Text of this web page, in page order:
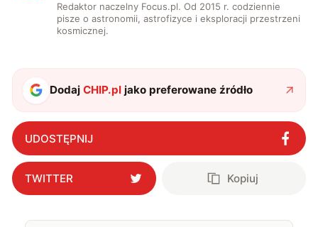
Redaktor naczelny Focus.pl. Od 2015 r. codziennie
pisze o astronomii, astrofizyce i eksploracji przestrzeni
kosmicznej.
DodajCHIP.pl jako preferowane źródło
UDOSTĘPNIJ
TWITTER Kopiuj